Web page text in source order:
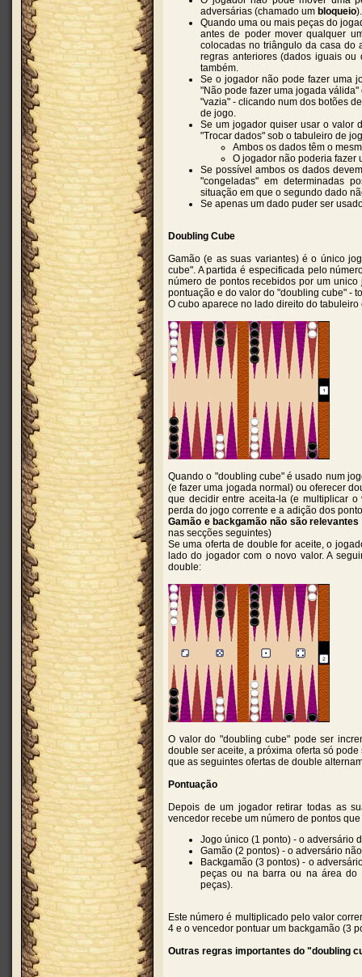
adversárias (chamado um bloqueio).
Quando uma ou mais peças do
antes de poder mover qualquer
colocadas no triângulo da casa do
regras anteriores (dados iguais ou
também.
Se o jogador não pode fazer uma
"Não pode fazer uma jogada
"vazia" - clicando num dos botões
de jogo.
Se um jogador quiser usar o valor
"Trocar dados" sob o tabuleiro de
Ambos os dados têm o
O jogador não poderia fazer
Se possível ambos os dados
"congeladas" em determinadas
situação em que o segundo dado
Se apenas um dado puder ser
Doubling Cube
Gamão (e as suas variantes) é o único
cube". A partida é especificada pelo
número de pontos recebidos por um
pontuação e do valor do "doubling cube" -
O cubo aparece no lado direito do
Quando o "doubling cube" é usado num
(e fazer uma jogada normal) ou oferecer
que decidir entre aceita-la (e multiplicar
perda do jogo corrente e a adição dos
Gamão e backgamão não são
nas secções seguintes)
Se uma oferta de double for aceite, o
lado do jogador com o novo valor. A
double:
O valor do "doubling cube" pode ser
double ser aceite, a próxima oferta só
que as seguintes ofertas de double
Pontuação
Depois de um jogador retirar todas as
vencedor recebe um número de pontos
Jogo único (1 ponto) - o adversário
Gamão (2 pontos) - o adversário
Backgamão (3 pontos) - o
peças ou na barra ou na área do
peças).
Este número é multiplicado pelo valor
4 e o vencedor pontuar um backgamão (3
Outras regras importantes do "doubling